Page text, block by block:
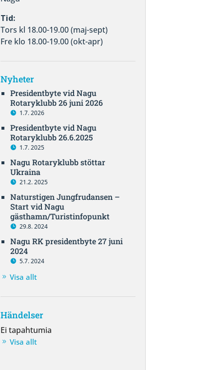
Tid:
Tors kl 18.00-19.00 (maj-sept)
Fre klo 18.00-19.00 (okt-apr)
Nyheter
Presidentbyte vid Nagu
Rotaryklubb 26 juni 2026
1.7. 2026
Presidentbyte vid Nagu
Rotaryklubb 26.6.2025
1.7. 2025
Nagu Rotaryklubb stöttar
Ukraina
21.2. 2025
Naturstigen Jungfrudansen –
Start vid Nagu
gästhamn/Turistinfopunkt
29.8. 2024
Nagu RK presidentbyte 27 juni
2024
5.7. 2024
Visa allt
Händelser
Ei tapahtumia
Visa allt